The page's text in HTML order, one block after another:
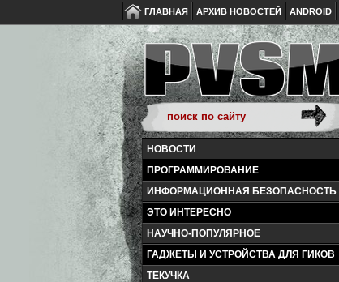
ГЛАВНАЯ АРХИВ НОВОСТЕЙ ANDROID
НОВОСТИ
ПРОГРАММИРОВАНИЕ
ИНФОРМАЦИОННАЯ БЕЗОПАСНОСТЬ
ЭТО ИНТЕРЕСНО
НАУЧНО-ПОПУЛЯРНОЕ
ГАДЖЕТЫ И УСТРОЙСТВА ДЛЯ ГИКОВ
ТЕКУЧКА